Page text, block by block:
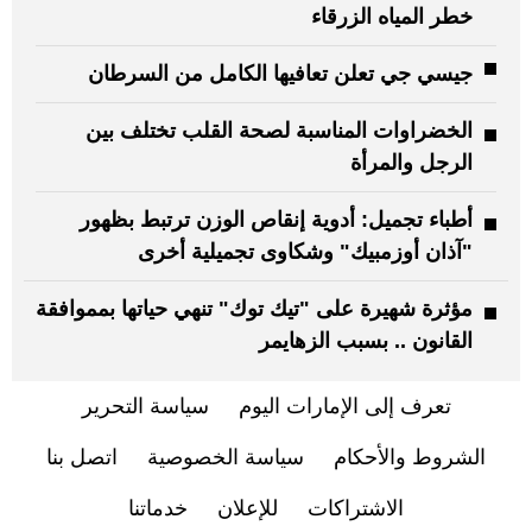
خطر المياه الزرقاء
جيسي جي تعلن تعافيها الكامل من السرطان
الخضراوات المناسبة لصحة القلب تختلف بين
الرجل والمرأة
أطباء تجميل: أدوية إنقاص الوزن ترتبط بظهور
"آذان أوزمبيك" وشكاوى تجميلية أخرى
مؤثرة شهيرة على "تيك توك" تنهي حياتها بمموافقة
القانون .. بسبب الزهايمر
تعرف إلى الإمارات اليوم سياسة التحرير
الشروط والأحكام سياسة الخصوصية اتصل بنا
الاشتراكات للإعلان خدماتنا